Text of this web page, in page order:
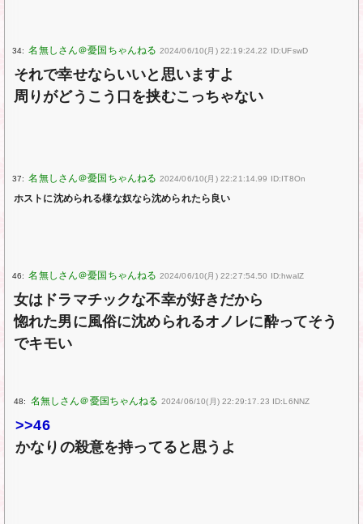
34: 2024/06/10(月) 22:19:24.22 ID:UFswD
それで幸せならいいと思いますよ
周りがどうこう口を挟むこっちゃない
37: 2024/06/10(月) 22:21:14.99 ID:IT8On
ホストに沈められる様な奴なら沈められたら良い
46: 2024/06/10(月) 22:27:54.50 ID:hwalZ
女はドラマチックな不幸が好きだから
惚れた男に風俗に沈められるオノレに酔ってそう
でキモい
48: 2024/06/10(月) 22:29:17.23 ID:L6NNZ
>>46
かなりの殺意を持ってると思うよ